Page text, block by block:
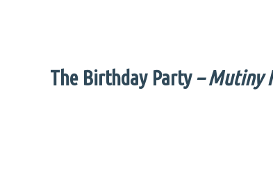
The Birthday Party– Mutiny